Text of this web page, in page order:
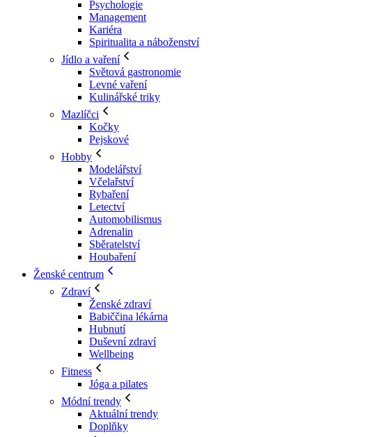
Psychologie
Management
Kariéra
Spiritualita a náboženství
Jídlo a vaření
Světová gastronomie
Levné vaření
Kulinářské triky
Mazlíčci
Kočky
Pejskové
Hobby
Modelářství
Včelařství
Rybaření
Letectví
Automobilismus
Adrenalin
Sběratelství
Houbaření
Ženské centrum
Zdraví
Ženské zdraví
Babiččina lékárna
Hubnutí
Duševní zdraví
Wellbeing
Fitness
Jóga a pilates
Módní trendy
Aktuální trendy
Doplňky